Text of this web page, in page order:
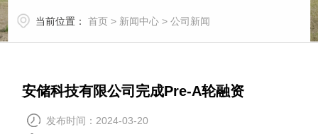
当前位置： 首页 > 新闻中心 >公司新闻
安储科技有限公司完成Pre-A轮融资
发布时间：2024-03-20